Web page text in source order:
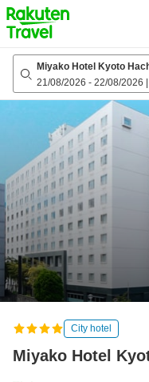
to
top
page
Miyako Hotel Kyoto
21/08/2026 - 22/08/2026
City hotel
Miyako Hotel